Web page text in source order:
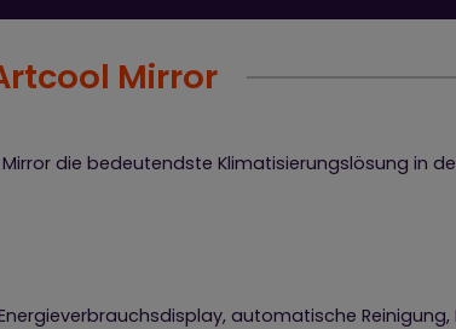
Mirror
die bedeutendste Klimatisierungslösung in
automatische